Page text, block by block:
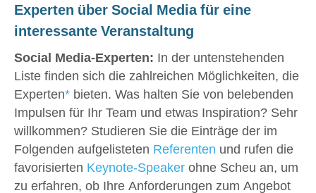
Anmelden >
Experten über Social Media für eine
interessante Veranstaltung
Social Media-Experten: In der untenstehenden
Liste finden sich die zahlreichen Möglichkeiten, die
Experten* bieten. Was halten Sie von belebenden
Impulsen für Ihr Team und etwas Inspiration? Sehr
willkommen? Studieren Sie die Einträge der im
Folgenden aufgelisteten Referenten und rufen die
favorisierten Keynote-Speaker ohne Scheu an, um
zu erfahren, ob Ihre Anforderungen zum Angebot